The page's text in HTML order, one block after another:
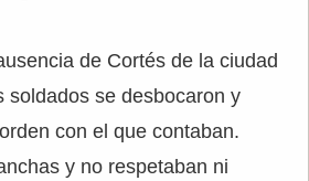
de Cortés de la ciudad
soldados se desbocaron y
con el que contaban.
y no respetaban ni